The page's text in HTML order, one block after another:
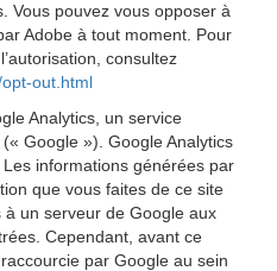
Vous pouvez vous opposer à
Adobe à tout moment. Pour
consultez
out.html
Analytics, un service
Google »). Google Analytics
informations générées par
que vous faites de ce site
un serveur de Google aux
Cependant, avant ce
par Google au sein